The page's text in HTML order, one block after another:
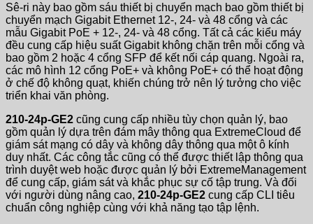
Sê-ri này bao gồm sáu thiết bị chuyển mạch bao gồm thiết bị
chuyển mạch Gigabit Ethernet 12-, 24- và 48 cổng và các
mẫu Gigabit PoE + 12-, 24- và 48 cổng. Tất cả các kiểu máy
đều cung cấp hiệu suất Gigabit không chặn trên mỗi cổng và
bao gồm 2 hoặc 4 cổng SFP để kết nối cáp quang. Ngoài ra,
các mô hình 12 cổng PoE+ và không PoE+ có thể hoạt động
ở chế độ không quạt, khiến chúng trở nên lý tưởng cho việc
triển khai văn phòng.
210-24p-GE2 cũng cung cấp nhiều tùy chọn quản lý, bao
gồm quản lý dựa trên đám mây thông qua ExtremeCloud để
giám sát mạng có dây và không dây thông qua một ô kính
duy nhất. Các công tắc cũng có thể được thiết lập thông qua
trình duyệt web hoặc được quản lý bởi ExtremeManagement
để cung cấp, giám sát và khắc phục sự cố tập trung. Và đối
với người dùng nâng cao, 210-24p-GE2 cung cấp CLI tiêu
chuẩn công nghiệp cùng với khả năng tạo tập lệnh.